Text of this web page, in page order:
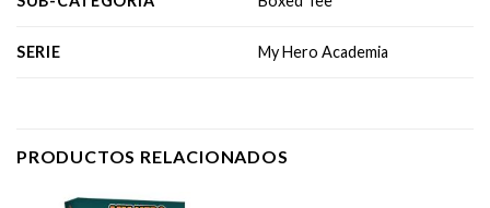
SERIE My Hero Academia
PRODUCTOS RELACIONADOS